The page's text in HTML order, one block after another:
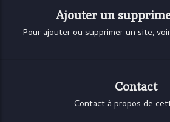
Ajouter un
Pour ajouter ou supprimer un site,
Contact
Contact à propos de